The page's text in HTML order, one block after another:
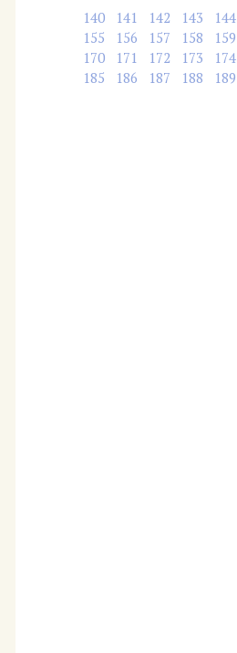
140 141 142 143 144
155
156 157 158 159
170
171 172 173 174
185
186 187 188 189